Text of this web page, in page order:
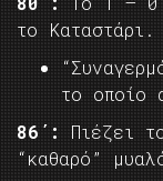
το Καταστάρι.
το οποίο
86΄:
Πιέζει
“καθαρό”